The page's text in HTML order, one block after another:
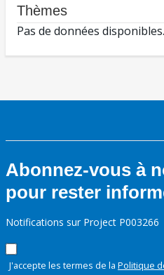
Thèmes
Pas de données disponibles.
Abonnez-vous à
pour rester
Notifications sur Project P003266
J'accepte les termes de la Politique